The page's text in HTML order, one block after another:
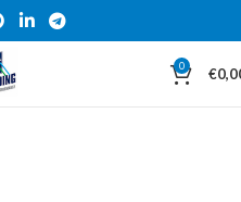
0 €